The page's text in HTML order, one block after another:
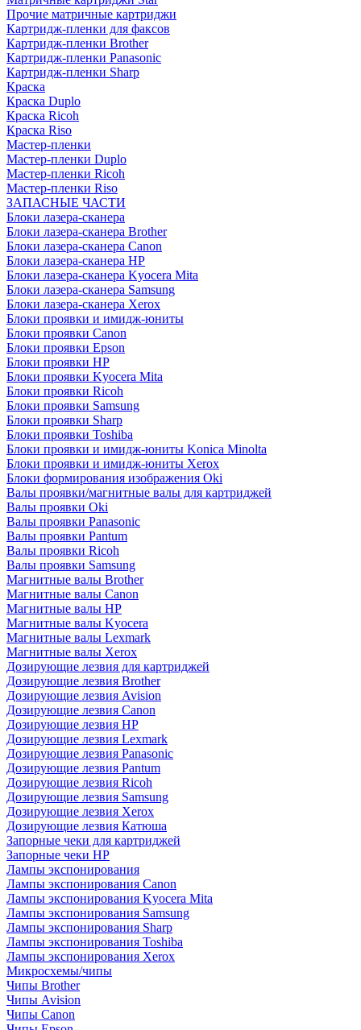
Прочие матричные картриджи
Картридж-пленки для факсов
Картридж-пленки Brother
Картридж-пленки Panasonic
Картридж-пленки Sharp
Краска
Краска Duplo
Краска Ricoh
Краска Riso
Мастер-пленки
Мастер-пленки Duplo
Мастер-пленки Ricoh
Мастер-пленки Riso
ЗАПАСНЫЕ ЧАСТИ
Блоки лазера-сканера
Блоки лазера-сканера Brother
Блоки лазера-сканера Canon
Блоки лазера-сканера HP
Блоки лазера-сканера Kyocera Mita
Блоки лазера-сканера Samsung
Блоки лазера-сканера Xerox
Блоки проявки и имидж-юниты
Блоки проявки Canon
Блоки проявки Epson
Блоки проявки HP
Блоки проявки Kyocera Mita
Блоки проявки Ricoh
Блоки проявки Samsung
Блоки проявки Sharp
Блоки проявки Toshiba
Блоки проявки и имидж-юниты Konica Minolta
Блоки проявки и имидж-юниты Xerox
Блоки формирования изображения Oki
Валы проявки/магнитные валы для картриджей
Валы проявки Oki
Валы проявки Panasonic
Валы проявки Pantum
Валы проявки Ricoh
Валы проявки Samsung
Магнитные валы Brother
Магнитные валы Canon
Магнитные валы HP
Магнитные валы Kyocera
Магнитные валы Lexmark
Магнитные валы Xerox
Дозирующие лезвия для картриджей
Дозирующие лезвия Brother
Дозирующие лезвия Avision
Дозирующие лезвия Canon
Дозирующие лезвия HP
Дозирующие лезвия Lexmark
Дозирующие лезвия Panasonic
Дозирующие лезвия Pantum
Дозирующие лезвия Ricoh
Дозирующие лезвия Samsung
Дозирующие лезвия Xerox
Дозирующие лезвия Катюша
Запорные чеки для картриджей
Запорные чеки HP
Лампы экспонирования
Лампы экспонирования Canon
Лампы экспонирования Kyocera Mita
Лампы экспонирования Samsung
Лампы экспонирования Sharp
Лампы экспонирования Toshiba
Лампы экспонирования Xerox
Микросхемы/чипы
Чипы Brother
Чипы Avision
Чипы Canon